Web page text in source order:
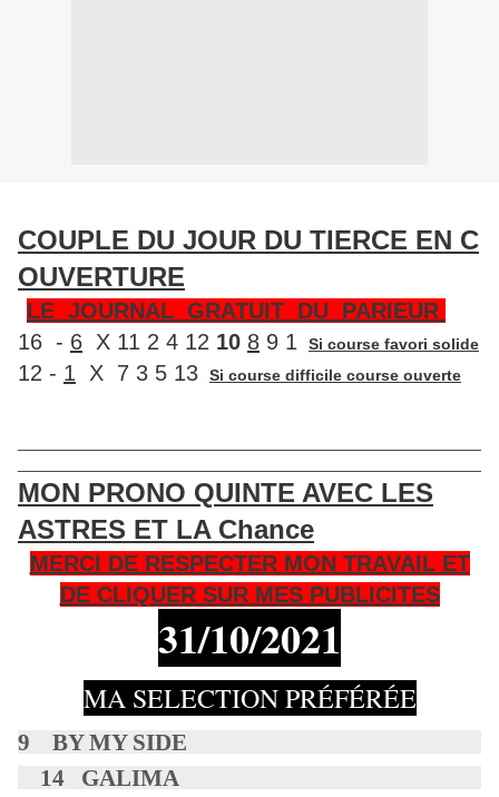
COUPLE DU JOUR DU TIERCE EN C
OUVERTURE
LE JOURNAL GRATUIT DU PARIEUR
16 - 6 X 11 2 4 12 10 8 9 1 Si course favori solide
12 - 1 X 7 3 5 13 Si course difficile course ouverte
MON PRONO QUINTE AVEC LES
ASTRES ET LA Chance
MERCI DE RESPECTER MON TRAVAIL ET
DE CLIQUER SUR MES PUBLICITES
31/10/2021
MA SELECTION PRÉFÉRÉE
9 BY MY SIDE
14 GALIMA